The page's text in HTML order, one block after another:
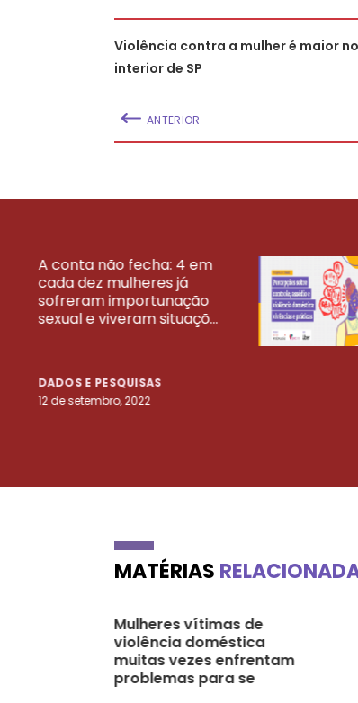
Violência contra a mulher é maior no
interior de SP
ANTERIOR
A conta não fecha: 4 em
cada dez mulheres já
sofreram importunação
sexual e viveram situaçõ...
DADOS E PESQUISAS
12 de setembro, 2022
VEJA
MATÉRIAS
Mulheres vítimas de
violência doméstica
muitas vezes enfrentam
problemas para se